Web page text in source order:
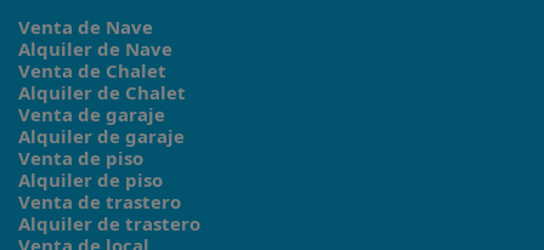
Venta de Nave
Alquiler de Nave
Venta de Chalet
Alquiler de Chalet
Venta de garaje
Alquiler de garaje
Venta de piso
Alquiler de piso
Venta de trastero
Alquiler de trastero
Venta de local